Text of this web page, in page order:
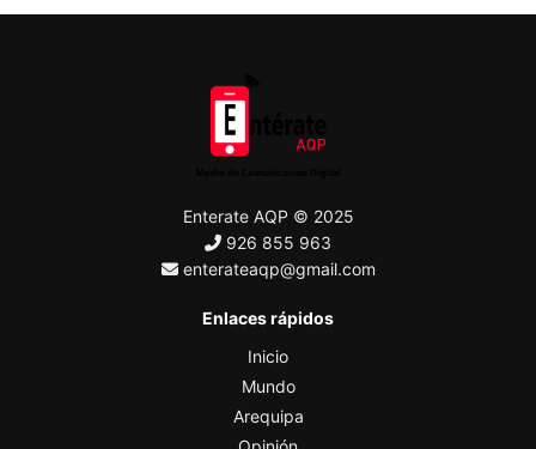
Enterate AQP © 2025
926 855 963
enterateaqp@gmail.com
Enlaces rápidos
Inicio
Mundo
Arequipa